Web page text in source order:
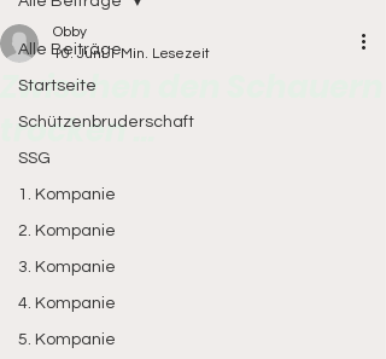
Alle Beiträge
Startseite
Schützenbruderschaft
SSG
1. Kompanie
2. Kompanie
3. Kompanie
4. Kompanie
5. Kompanie
Zwischen den Schauern
trocken ...
Obby
10. Juni 1 Min. Lesezeit